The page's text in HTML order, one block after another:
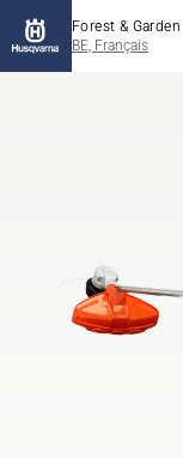
Forest & Garden
BE, Français